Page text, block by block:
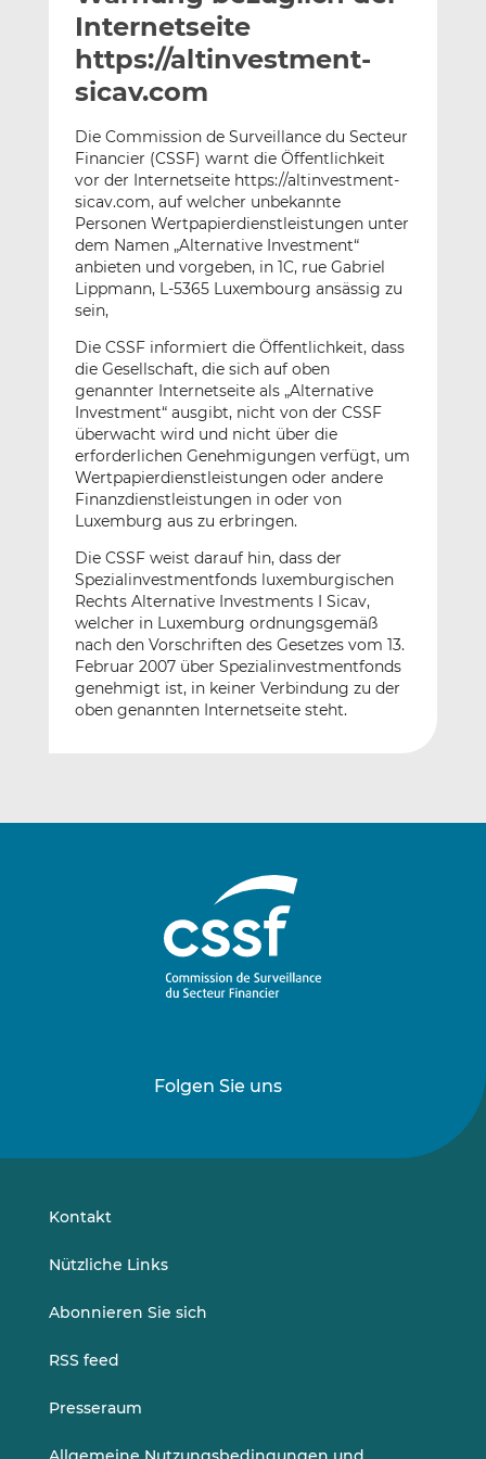
l
a
n
n
k
e
n
t
e
i
l
e
n
c
e
b
k
t
e
i
l
e
n
Internetseite
https://altinvestment-
sicav.com
Die Commission de Surveillance du Secteur
Financier (CSSF) warnt die Öffentlichkeit
vor der Internetseite https://altinvestment-
sicav.com, auf welcher unbekannte
Personen Wertpapierdienstleistungen unter
dem Namen „Alternative Investment“
anbieten und vorgeben, in 1C, rue Gabriel
Lippmann, L-5365 Luxembourg ansässig zu
sein,
Die CSSF informiert die Öffentlichkeit, dass
die Gesellschaft, die sich auf oben
genannter Internetseite als „Alternative
Investment“ ausgibt, nicht von der CSSF
überwacht wird und nicht über die
erforderlichen Genehmigungen verfügt, um
Wertpapierdienstleistungen oder andere
Finanzdienstleistungen in oder von
Luxemburg aus zu erbringen.
Die CSSF weist darauf hin, dass der
Spezialinvestmentfonds luxemburgischen
Rechts Alternative Investments I Sicav,
welcher in Luxemburg ordnungsgemäß
nach den Vorschriften des Gesetzes vom 13.
Februar 2007 über Spezialinvestmentfonds
genehmigt ist, in keiner Verbindung zu der
oben genannten Internetseite steht.
Folgen Sie uns
uns
uns
Kontakt
Nützliche Links
Abonnieren Sie sich
RSS feed
Presseraum